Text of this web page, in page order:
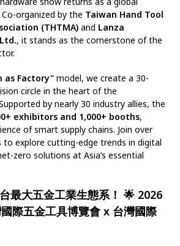
organized by the Taiwan Hand Tool
(THTMA) and Lanza
, it stands as the cornerstone of the
as Factory" model, we create a 30-
circle in the heart of the
by nearly 30 industry allies, the
exhibitors and 1,000+ booths,
of smart supply chains. Join over
to explore cutting-edge trends in digital
zero solutions at Asia’s essential
最大五金工業生態系！🌟 2026
際五金工具博覽會 x 台灣國際